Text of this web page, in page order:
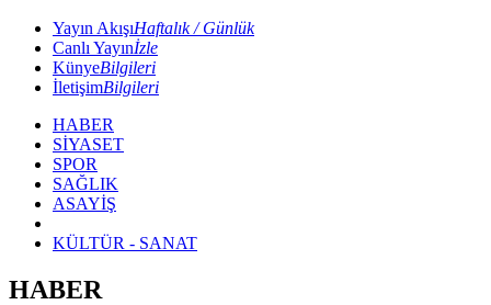
Yayın AkışıHaftalık / Günlük
Canlı Yayınİzle
KünyeBilgileri
İletişimBilgileri
HABER
SİYASET
SPOR
SAĞLIK
ASAYİŞ
KÜLTÜR - SANAT
HABER